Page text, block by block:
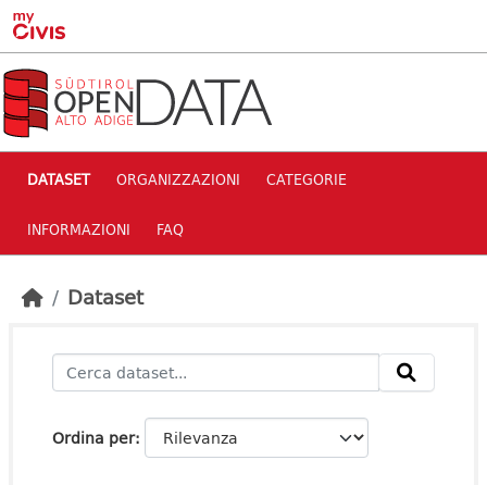
Skip to main content
DATASET ORGANIZZAZIONI CATEGORIE
INFORMAZIONI FAQ
Dataset
Ordina per